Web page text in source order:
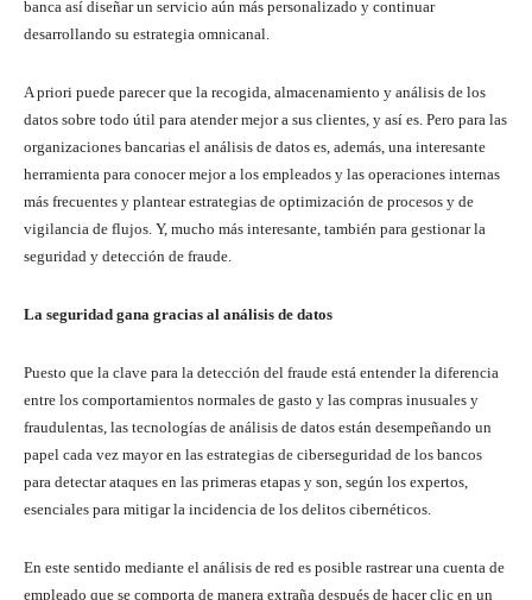
banca así diseñar un servicio aún más personalizado y continuar
desarrollando su estrategia omnicanal.
A priori puede parecer que la recogida, almacenamiento y análisis de los
datos sobre todo útil para atender mejor a sus clientes, y así es. Pero para las
organizaciones bancarias el análisis de datos es, además, una interesante
herramienta para conocer mejor a los empleados y las operaciones internas
más frecuentes y plantear estrategias de optimización de procesos y de
vigilancia de flujos. Y, mucho más interesante, también para gestionar la
seguridad y detección de fraude.
La seguridad gana gracias al análisis de datos
Puesto que la clave para la detección del fraude está entender la diferencia
entre los comportamientos normales de gasto y las compras inusuales y
fraudulentas, las tecnologías de análisis de datos están desempeñando un
papel cada vez mayor en las estrategias de ciberseguridad de los bancos
para detectar ataques en las primeras etapas y son, según los expertos,
esenciales para mitigar la incidencia de los delitos cibernéticos.
En este sentido mediante el análisis de red es posible rastrear una cuenta de
empleado que se comporta de manera extraña después de hacer clic en un